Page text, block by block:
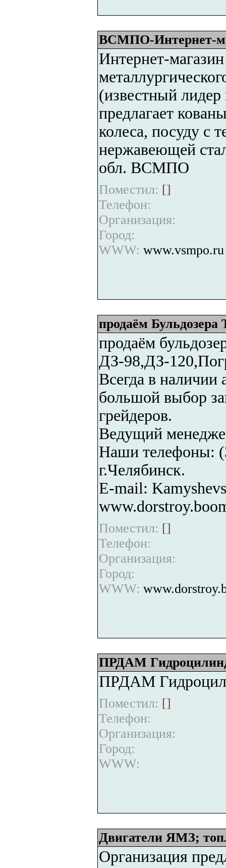
ВСМПО-Интернет-
Интернет-
(известный лидер
предлагает
колеса, посуду с
нержавеющей
обл. ВСМПО
Поместил: []
Телефон:
Организация:
Город:
WWW: www.vsmpo.ru
продаём Бульдозера
продаём
ДЗ-98,ДЗ-
Всегда в наличии
большой выбор
грейдеров.
Ведущий
Наши телефоны:
г.Челябинск.
E-mail:
Поместил: []
Телефон:
Организация:
Город:
WWW:
ПРДАМ
ПРДАМ
Поместил: []
Телефон:
Организация:
Город:
WWW:
Двигатели ЯМЗ;
Организация